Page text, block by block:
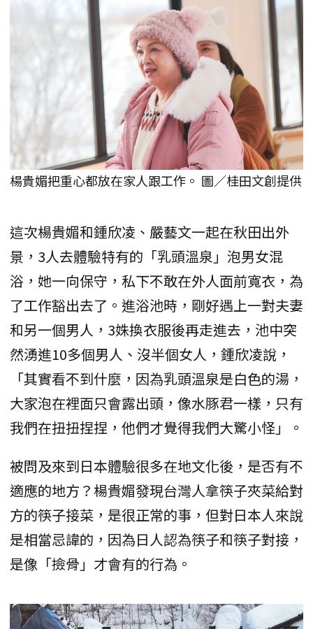
楊貴媚把重心都放在家人跟工作。 圖／桂田文創提供
這次楊貴媚和鍾欣凌、嚴藝文一起在秋田出外
景，3人去體驗特有的「乳頭溫泉」泡男女混
浴，她一向保守，私下不敢在外人面前寬衣，為
了工作豁出去了。進浴池時，剛好遇上一對夫妻
和另一個男人，3姝換衣服後再走進去，池中突
然湧進10多個男人、沒半個女人，鍾欣凌說，
「其實看不到什麼，因為乳頭溫泉是白色的湯，
大家泡在裡面只會露出頭，像水豚君一樣，只有
我們在扭扭捏捏，他們才覺得我們大驚小怪」。
被問及來到日本體驗很多在地文化後，是否有不
適應的地方？楊貴媚發現台灣人拿筷子夾菜給對
方的筷子接菜，是很正常的事，但對日本人來說
是相當忌諱的，因為日人認為筷子和筷子對接，
是像「撿骨」才會有的行為。